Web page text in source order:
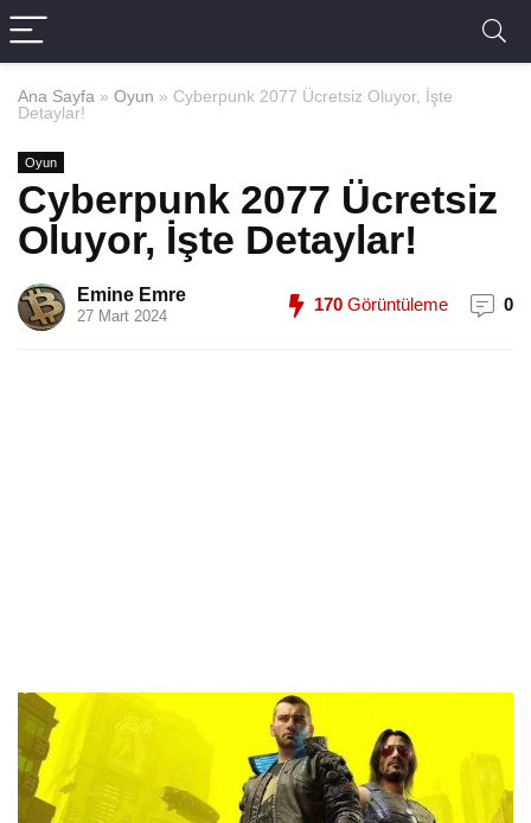
Ana Sayfa » Oyun » Cyberpunk 2077 Ücretsiz Oluyor, İşte
Detaylar!
Oyun
Cyberpunk 2077 Ücretsiz
Oluyor, İşte Detaylar!
Emine Emre
27 Mart 2024
170 Görüntüleme 0